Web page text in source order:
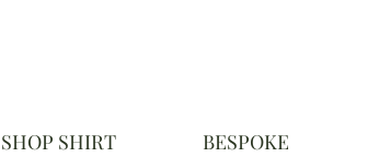
SHOP SHIRT BESPOKE